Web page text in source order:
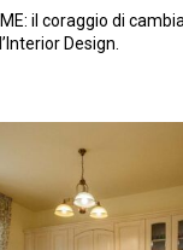
il coraggio di
Design.